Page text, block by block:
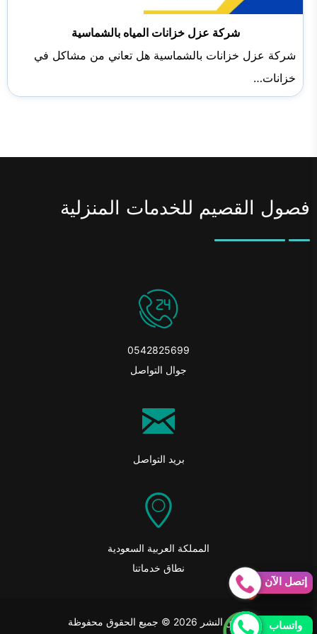
شركة عزل خزانات المياه بالشماسية
شركة عزل خزانات بالشماسية هل تعاني من مشاكل في
خزانات…
فصول القصيم للخدمات المنزلية
0542825699
جوال التواصل
بريد التواصل
المملكة العربية السعودية
نطاق خدماتنا
حقوق النشر 2026 © جميع الحقوق محفوظة
إتصل الآن
واتساب
إتصل الآن
واتساب